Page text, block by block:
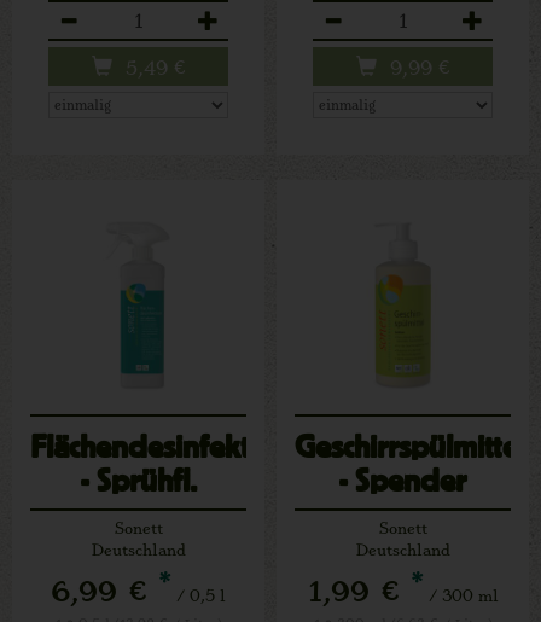
5,49 € 9,99 €
Flächendesinfektion
- Sprühfl.
Sonett
Deutschland
6,99 € * / 0,5 l
Geschirrspülmittel
- Spender
Sonett
Deutschland
1,99 € * / 300 ml